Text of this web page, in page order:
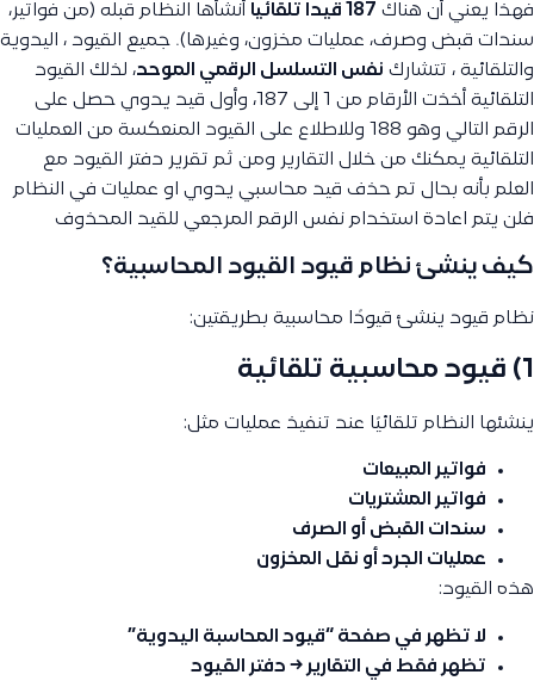
فهذا يعني أن هناك 187 قيدا تلقائيا
أنشأها النظام قبله (من فواتير،
سندات قبض وصرف، عمليات مخزون، وغيرها). جميع القيود ، اليدوية
والتلقائية ، تتشارك نفس التسلسل الرقمي الموحد، لذلك القيود
التلقائية أخذت الأرقام من 1 إلى 187، وأول قيد يدوي حصل على
الرقم التالي وهو 188 وللاطلاع على القيود المنعكسة من العمليات
التلقائية يمكنك من خلال التقارير ومن ثم تقرير دفتر القيود مع
العلم بأنه بحال تم حذف قيد محاسبي يدوي او عمليات في النظام
فلن يتم اعادة استخدام نفس الرقم المرجعي للقيد المحذوف
كيف ينشئ نظام قيود القيود المحاسبية؟
نظام قيود ينشئ قيودًا محاسبية بطريقتين:
1) قيود محاسبية تلقائية
ينشئها النظام تلقائيًا عند تنفيذ عمليات مثل:
فواتير المبيعات
فواتير المشتريات
سندات القبض أو الصرف
عمليات الجرد أو نقل المخزون
هذه القيود:
لا تظهر في صفحة “قيود المحاسبة اليدوية”
تظهر فقط في التقارير → دفتر القيود